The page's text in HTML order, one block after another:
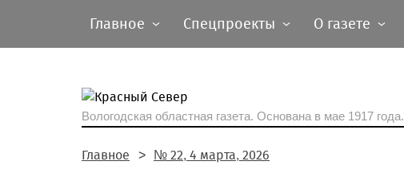
Главное Спецпроекты О газете
Вологодская областная газета. Основана в мае 1917 года.
Главное № 22, 4 марта, 2026